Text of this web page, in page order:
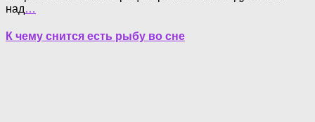
над…
К чему снится есть рыбу во сне